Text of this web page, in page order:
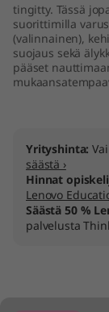
n
tingitty. Tässä
suorittimilla
(valinnainen),
suojaus sekä
pääset
Yrityshinta:
säästä ›
Hinnat
Lenovo
Säästä 50 %
palvelusta